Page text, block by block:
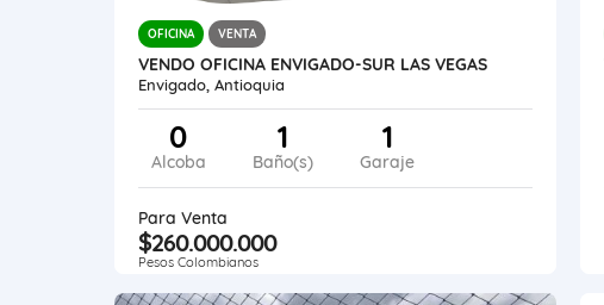
OFICINA VENTA
VENDO OFICINA ENVIGADO-SUR LAS VEGAS
Envigado, Antioquia
0
Alcoba
1
Baño(s)
1
Garaje
Para Venta
$260.000.000
Pesos Colombianos